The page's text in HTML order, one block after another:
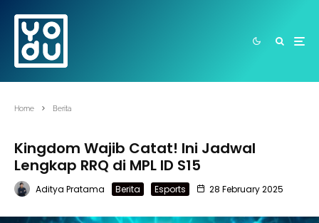
Home Berita
Kingdom Wajib Catat! Ini Jadwal
Lengkap RRQ di MPL ID S15
Aditya Pratama Berita Esports 28 February 2025